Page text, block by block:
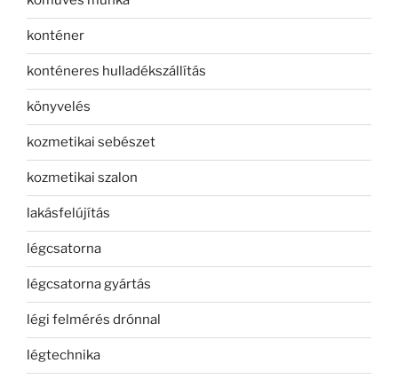
konténer
konténeres hulladékszállítás
könyvelés
kozmetikai sebészet
kozmetikai szalon
lakásfelújítás
légcsatorna
légcsatorna gyártás
légi felmérés drónnal
légtechnika